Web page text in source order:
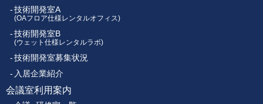
ー
メ
ニ
ュ
技術開発室A
(OAフロア仕様レンタルオフィス)
技術開発室B
(ウェット仕様レンタルラボ)
技術開発室募集状況
入居企業紹介
会議室利用案内